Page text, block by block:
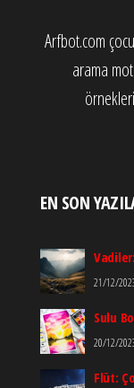
Arfbot.com
arama
EN SON
21/12/
Sulu
20/12/
Flüt: